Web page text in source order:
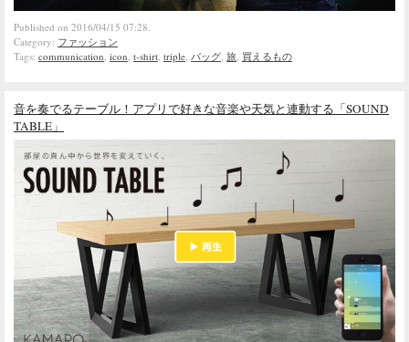
Published on 2016/04/15 07:28.
Category: ファッション
Tags: communication icon t-shirt triple バッグ 旅 買えるもの
音を奏でるテーブル！アプリで好きな音楽や天気と連動する「SOUND
TABLE」